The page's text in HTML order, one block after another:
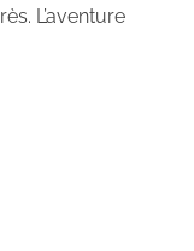
L’aventure